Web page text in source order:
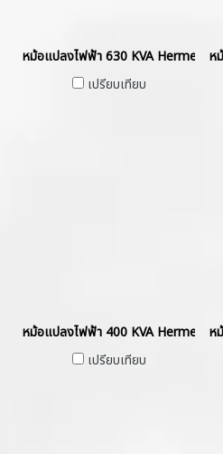
หม้อแปลงไฟฟ้า 630 KVA
เปรียบเทียบ
ห
หม้อแปลงไฟฟ้า 400 KVA
เปรียบเทียบ
ห